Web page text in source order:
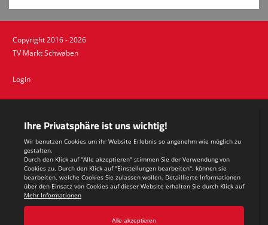
Copyright 2016 - 2026
TV Markt Schwaben
Login
Datenschutzerklärung
Teamsports 2
Dein Sportverein online